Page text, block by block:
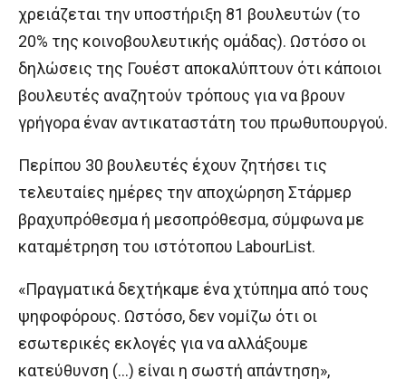
χρειάζεται την υποστήριξη 81 βουλευτών (το
20% της κοινοβουλευτικής ομάδας). Ωστόσο οι
δηλώσεις της Γουέστ αποκαλύπτουν ότι κάποιοι
βουλευτές αναζητούν τρόπους για να βρουν
γρήγορα έναν αντικαταστάτη του πρωθυπουργού.
Περίπου 30 βουλευτές έχουν ζητήσει τις
τελευταίες ημέρες την αποχώρηση Στάρμερ
βραχυπρόθεσμα ή μεσοπρόθεσμα, σύμφωνα με
καταμέτρηση του ιστότοπου LabourList.
«Πραγματικά δεχτήκαμε ένα χτύπημα από τους
ψηφοφόρους. Ωστόσο, δεν νομίζω ότι οι
εσωτερικές εκλογές για να αλλάξουμε
κατεύθυνση (…) είναι η σωστή απάντηση»,